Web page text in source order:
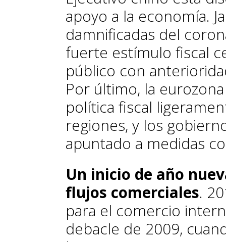
apoyo a la economía.
damnificadas del
fuerte estímulo fiscal
público con
Por último, la
política fiscal
regiones, y los
apuntado a medidas
Un inicio de año
flujos comerciales.
para el comercio
debacle de 2009,